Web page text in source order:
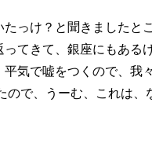
っけ？と聞きましたと
てきて、銀座にもある
気で嘘をつくので、我
で、うーむ、これは